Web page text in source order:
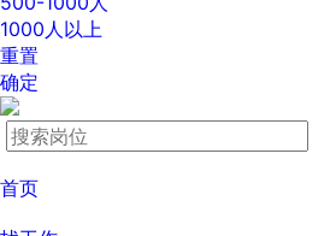
1000人以上
重置
确定
首页